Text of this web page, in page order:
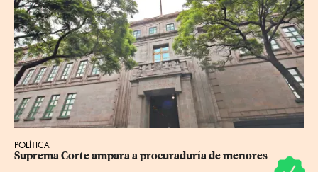
POLÍTICA
Suprema Corte ampara a procuraduría de menores